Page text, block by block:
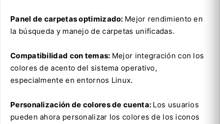
Panel de carpetas optimizado: Mejor rendimiento en
la búsqueda y manejo de carpetas unificadas.
Compatibilidad con temas: Mejor integración con los
colores de acento del sistema operativo,
especialmente en entornos Linux.
Personalización de colores de cuenta: Los usuarios
pueden ahora personalizar los colores de los iconos